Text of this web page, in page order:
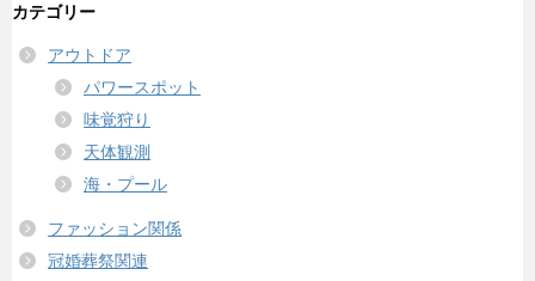
カテゴリー
アウトドア
パワースポット
味覚狩り
天体観測
海・プール
ファッション関係
冠婚葬祭関連